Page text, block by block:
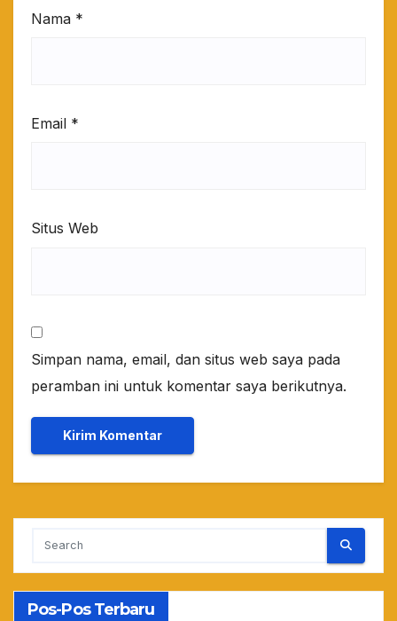
Nama *
Email *
Situs Web
Simpan nama, email, dan situs web saya pada
peramban ini untuk komentar saya berikutnya.
Pos-Pos Terbaru